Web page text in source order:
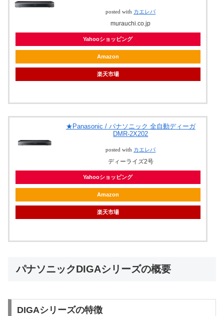
posted with カエレバ
murauchi.co.jp
Yahooショッピング
Amazon
楽天市場
★Panasonic / パナソニック 全自動ディーガ
DMR-2X202
posted with カエレバ
ディーライズ2号
Yahooショッピング
Amazon
楽天市場
パナソニックDIGAシリーズの概要
DIGAシリーズの特徴